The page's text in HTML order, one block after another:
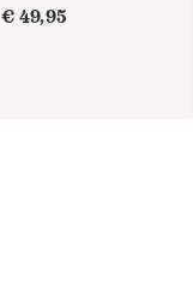
€ 49,95